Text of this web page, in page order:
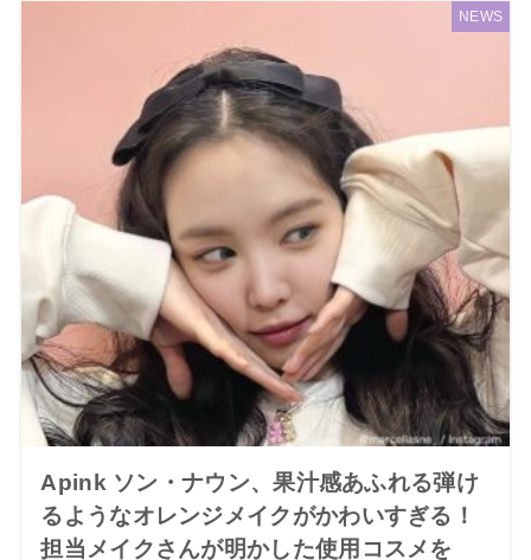
NEWS
Apink ソン・ナウン、果汁感あふれる弾け
るようなオレンジメイクがかわいすぎる！
担当メイクさんが明かした使用コスメを